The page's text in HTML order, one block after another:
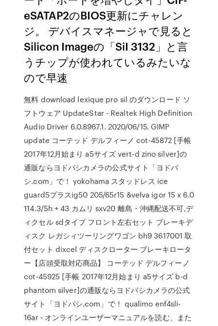
eSATAP2のBIOS更新にチャレン
ジ。 デバイスマネージャで見ると
Silicon Imageの「SiI 3132」と言
うチップが使われているみたいな
ので早速
無料 download lexique pro sil のダウンロード ソ
フトウェア UpdateStar - Realtek High Definition
Audio Driver 6.0.8967.1. 2020/06/15. GIMP
update コーテッド デルフィーノ cot-45872 [手帳
2017年12月始まり a5サイズ vert-d zino silver]の
通販ならヨドバシカメラの公式サイト「ヨドバ
シ.com」で！ yokohama スタッドレス ice
guard5プラスig50 205/65r15 &velva igor 15 x 6.0
114.3/5h + 43 カムリ sxv20 離島・沖縄配送不可,デ
ィクセル sdタイプ フロント左右セット ブレーキデ
ィスク レガシィツーリングワゴン bh9 3617001 取
付セット dixcel ディスクローター ブレーキロータ
ー【店頭受取対応商品】 コーテッド デルフィーノ
cot-45925 [手帳 2017年12月始まり a5サイズ b-d
phantom silver]の通販ならヨドバシカメラの公式
サイト「ヨドバシ.com」で！ qualimo enf4sli-
16ar - オンラインユーザーマニュアルを読む、また